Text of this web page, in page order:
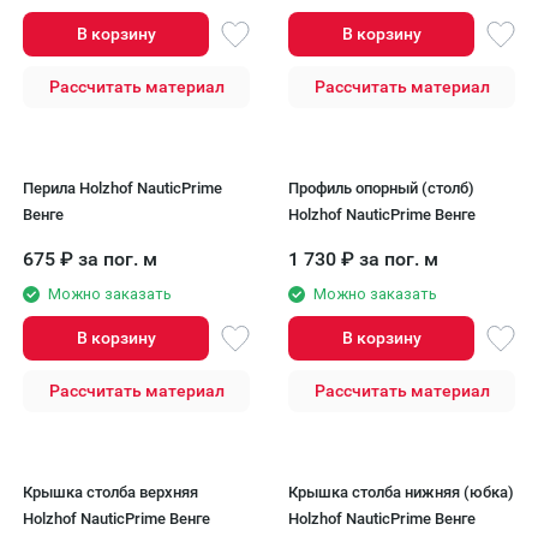
В корзину
Рассчитать материал
В корзину
Рассчитать материал
Перила Holzhof NauticPrime
Венге
675 ₽ за пог. м
Можно заказать
В корзину
Рассчитать материал
Профиль опорный (столб)
Holzhof NauticPrime Венге
1 730 ₽ за пог. м
Можно заказать
В корзину
Рассчитать материал
Крышка столба верхняя
Holzhof NauticPrime Венге
Крышка столба нижняя (юбка)
Holzhof NauticPrime Венге